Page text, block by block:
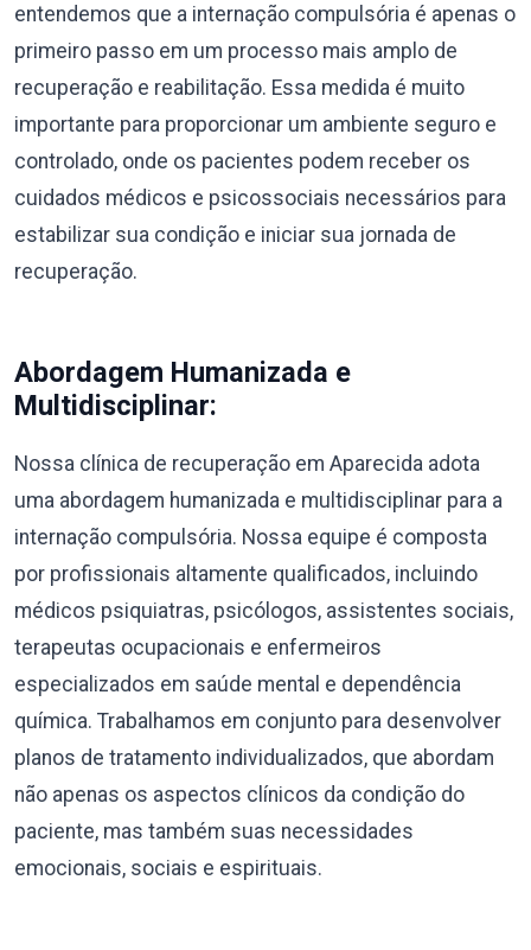
entendemos que a internação compulsória é apenas o
primeiro passo em um processo mais amplo de
recuperação e reabilitação. Essa medida é muito
importante para proporcionar um ambiente seguro e
controlado, onde os pacientes podem receber os
cuidados médicos e psicossociais necessários para
estabilizar sua condição e iniciar sua jornada de
recuperação.
Abordagem Humanizada e
Multidisciplinar:
Nossa clínica de recuperação em Aparecida adota
uma abordagem humanizada e multidisciplinar para a
internação compulsória. Nossa equipe é composta
por profissionais altamente qualificados, incluindo
médicos psiquiatras, psicólogos, assistentes sociais,
terapeutas ocupacionais e enfermeiros
especializados em saúde mental e dependência
química. Trabalhamos em conjunto para desenvolver
planos de tratamento individualizados, que abordam
não apenas os aspectos clínicos da condição do
paciente, mas também suas necessidades
emocionais, sociais e espirituais.